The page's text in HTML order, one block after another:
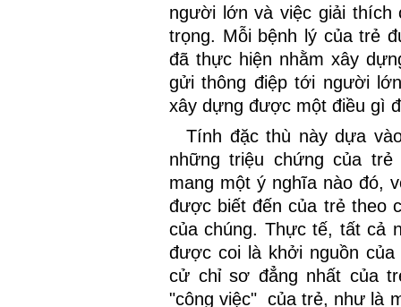
người lớn và việc giải thích
trọng. Mỗi bệnh lý của trẻ
đã thực hiện nhằm xây
gửi thông điệp tới người
xây dựng được một điều gì
Tính đặc thù này dựa
những triệu chứng của
mang một ý nghĩa nào đó,
được biết đến của trẻ theo
của chúng. Thực tế, tất cả
được coi là khởi nguồn
cử chỉ sơ đẳng nhất của
"công việc" của trẻ, như là